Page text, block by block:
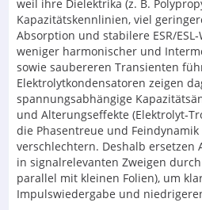
weil ihre Dielektrika (z. B.
Kapazitätskennlinien, viel
Absorption und stabilere ESR/
weniger harmonischer und
sowie saubereren Transienten
Elektrolytkondensatoren zeigen
spannungsabhängige
und Alterungseffekte
die Phasentreue und
verschlechtern. Deshalb ersetzen
in signalrelevanten Zweigen
parallel mit kleinen Folien), um
Impulswiedergabe und